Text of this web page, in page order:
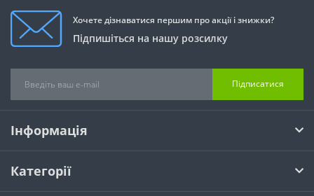
Хочете дізнаватися першим про акції і знижки?
Підпишіться на нашу розсилку
Підписатися
Інформація
Категорії